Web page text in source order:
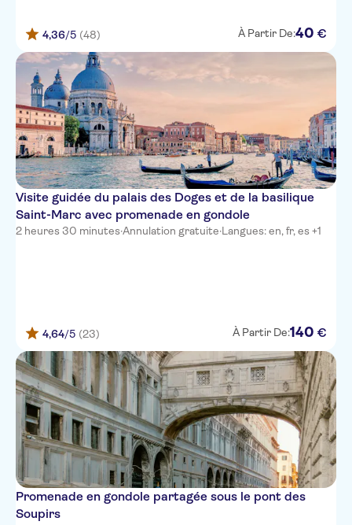
4,36/5 (48) À Partir De:40 €
Visite guidée du palais des Doges et de la basilique
Saint-Marc avec promenade en gondole
2 heures 30 minutes·Annulation gratuite·Langues: en, fr, es +1
4,64/5 (23) À Partir De:140 €
Promenade en gondole partagée sous le pont des
Soupirs